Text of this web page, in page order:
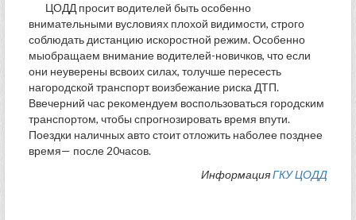
ЦОДД просит водителей быть особенно
внимательными вусловиях плохой видимости, строго
соблюдать дистанцию искоростной режим. Особенно
мыобращаем внимание водителей-новичков, что если
они неуверены всвоих силах, толучше пересесть
нагородской транспорт воизбежание риска ДТП.
Ввечерний час рекомендуем воспользоваться городским
транспортом, чтобы спрогнозировать время впути.
Поездки наличных авто стоит отложить наболее позднее
время— после 20часов.
ИнформацияГКУ ЦОДД